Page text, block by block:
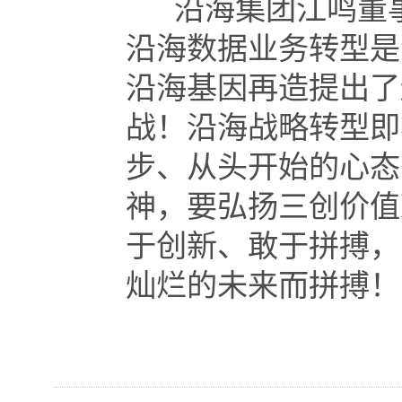
沿海集团江鸣董
沿海数据业务转型
沿海基因再造提出
战！沿海战略转型
步、从头开始的心
神，要弘扬三创价
于创新、敢于拼搏
灿烂的未来而拼搏！